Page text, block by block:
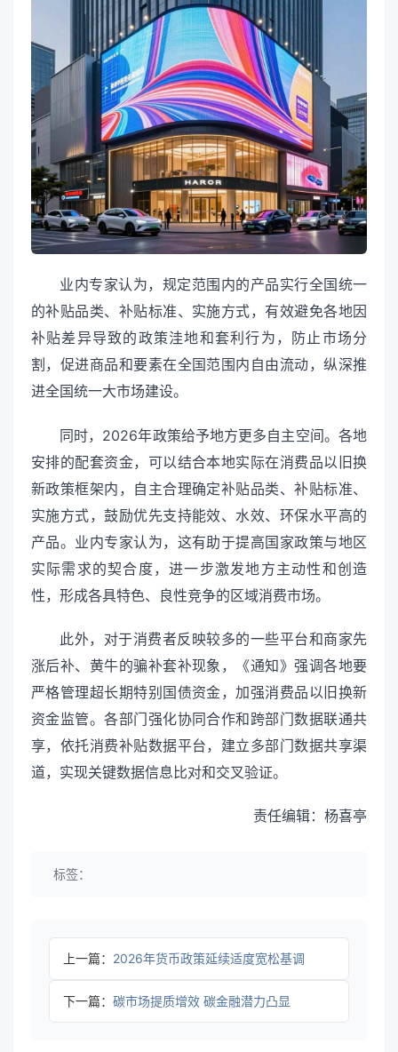
业内专家认为，规定范围内的产品实行全国统一
的补贴品类、补贴标准、实施方式，有效避免各地因
补贴差异导致的政策洼地和套利行为，防止市场分
割，促进商品和要素在全国范围内自由流动，纵深推
进全国统一大市场建设。
同时，2026年政策给予地方更多自主空间。各地
安排的配套资金，可以结合本地实际在消费品以旧换
新政策框架内，自主合理确定补贴品类、补贴标准、
实施方式，鼓励优先支持能效、水效、环保水平高的
产品。业内专家认为，这有助于提高国家政策与地区
实际需求的契合度，进一步激发地方主动性和创造
性，形成各具特色、良性竞争的区域消费市场。
此外，对于消费者反映较多的一些平台和商家先
涨后补、黄牛的骗补套补现象，《通知》强调各地要
严格管理超长期特别国债资金，加强消费品以旧换新
资金监管。各部门强化协同合作和跨部门数据联通共
享，依托消费补贴数据平台，建立多部门数据共享渠
道，实现关键数据信息比对和交叉验证。
责任编辑：杨喜亭
标签：
上一篇： 2026年货币政策延续适度宽松基调
下一篇： 碳市场提质增效 碳金融潜力凸显